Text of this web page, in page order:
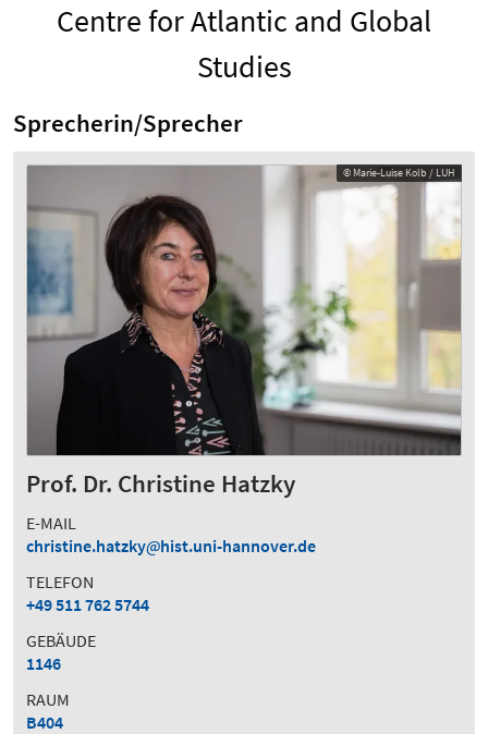
Centre for Atlantic and Global
Studies
Sprecherin/Sprecher
Prof. Dr. Christine Hatzky
E-MAIL
christine.hatzky
hist.uni-hannover.de
TELEFON
+49 511 762 5744
GEBÄUDE
1146
RAUM
B404
© Marie-Luise Kolb / LUH